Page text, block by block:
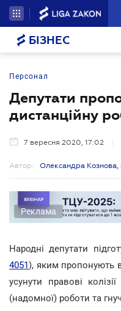
БІЗНЕС
Персонал
Депутати
дистанційну
7 вересня 2020, 17:02
Автор: Олександра Кознова,
Реклама
Народні депутати
4051), яким пропонують
усунути правові
(надомної) роботи та